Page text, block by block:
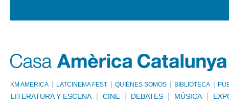
KM AMÈRICA LATCINEMA FEST QUIÉNES SOMOS BIBLIOTECA
LITERATURA Y ESCENA CINE DEBATES MÚSICA